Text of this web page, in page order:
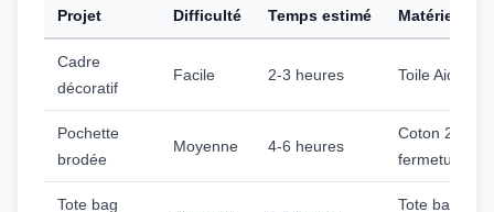
Projet Difficulté Temps estimé Matériel
Cadre
décoratif
Facile 2-3 heures Toile Aida, fil,
Pochette
brodée
Moyenne 4-6 heures
Coton 220 g/
fermeture
Tote bag
Tote bag 280